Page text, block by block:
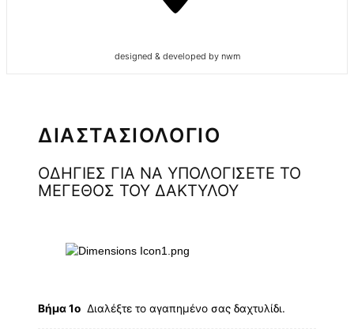
designed & developed by nwm
ΔΙΑΣΤΑΣΙΟΛΟΓΙΟ
ΟΔΗΓΙΕΣ ΓΙΑ ΝΑ ΥΠΟΛΟΓΙΣΕΤΕ ΤΟ
ΜΕΓΕΘΟΣ ΤΟΥ ΔΑΚΤΥΛΟΥ
Βήμα 1ο Διαλέξτε το αγαπημένο σας δαχτυλίδι.